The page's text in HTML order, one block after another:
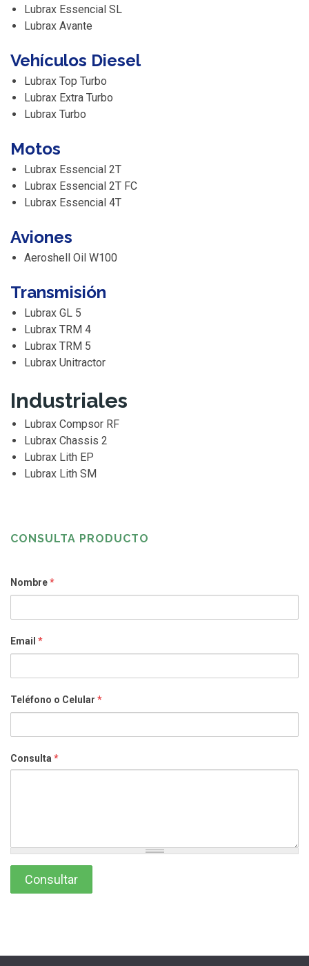
Lubrax Essencial SL
Lubrax Avante
Vehículos Diesel
Lubrax Top Turbo
Lubrax Extra Turbo
Lubrax Turbo
Motos
Lubrax Essencial 2T
Lubrax Essencial 2T FC
Lubrax Essencial 4T
Aviones
Aeroshell Oil W100
Transmisión
Lubrax GL 5
Lubrax TRM 4
Lubrax TRM 5
Lubrax Unitractor
Industriales
Lubrax Compsor RF
Lubrax Chassis 2
Lubrax Lith EP
Lubrax Lith SM
CONSULTA PRODUCTO
Nombre*
Email *
Teléfono o Celular *
Consulta *